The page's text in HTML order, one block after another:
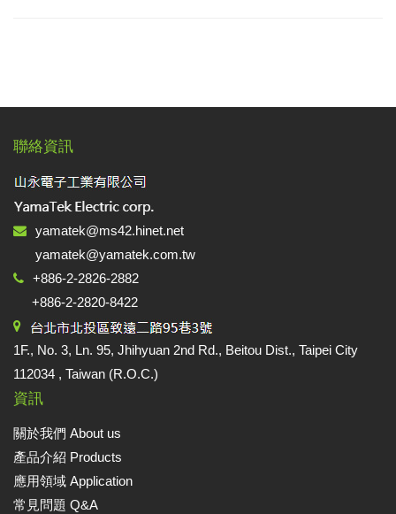
聯絡資訊
yamatek@ms42.hinet.net
yamatek@yamatek.com.tw
+886-2-2826-2882
+886-2-2820-8422
1F., No. 3, Ln. 95, Jhihyuan 2nd Rd., Beitou Dist., Taipei City
112034 , Taiwan (R.O.C.)
資訊
關於我們 About us
產品介紹 Products
應用領域 Application
常見問題 Q&A